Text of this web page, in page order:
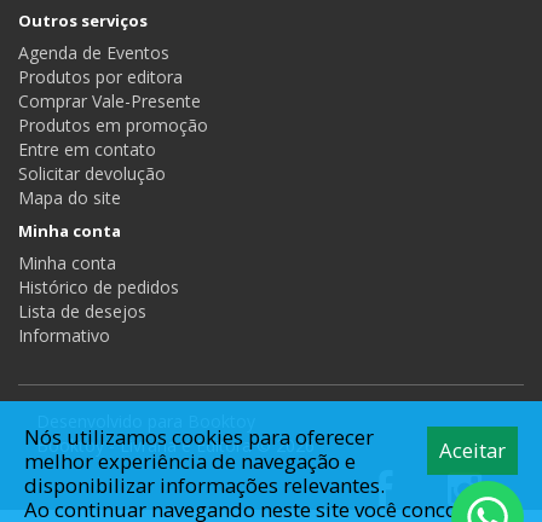
Outros serviços
Agenda de Eventos
Produtos por editora
Comprar Vale-Presente
Produtos em promoção
Entre em contato
Solicitar devolução
Mapa do site
Minha conta
Minha conta
Histórico de pedidos
Lista de desejos
Informativo
Booktoy - Livraria e Editora © 2026
Aceitar
Nós utilizamos cookies para oferecer
melhor experiência de navegação e
disponibilizar informações relevantes.
Ao continuar navegando neste site você concorda